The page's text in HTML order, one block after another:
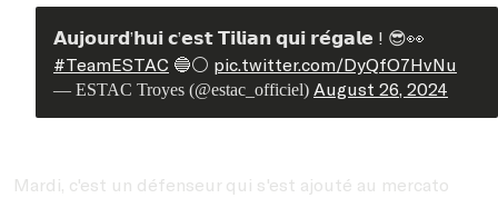
𝗔𝘂𝗷𝗼𝘂𝗿𝗱’𝗵𝘂𝗶 𝗰’𝗲𝘀𝘁 𝗧𝗶𝗹𝗶𝗮𝗻 𝗾𝘂𝗶 𝗿𝗲́𝗴𝗮𝗹𝗲 ! 😎👀
#TeamESTAC 🔵⚪️ pic.twitter.com/DyQfO7HvNu
— ESTAC Troyes (@estac_officiel) August 26, 2024
Mardi, c'est un défenseur qui s'est ajouté au mercato